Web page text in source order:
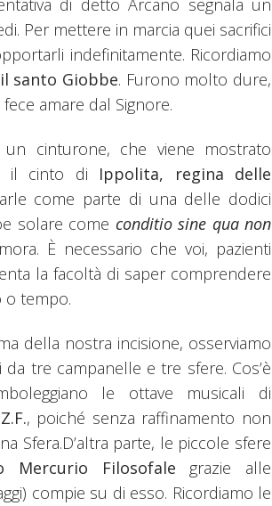
di detto Arcano segnala un
Per mettere in marcia quei sacrifici
indefinitamente. Ricordiamo
santo Giobbe. Furono molto dure,
amare dal Signore.
cinturone, che viene mostrato
il cinto di Ippolita, regina delle
come parte di una delle dodici
solare come conditio sine qua non
È necessario che voi, pazienti
la facoltà di saper comprendere
o tempo.
della nostra incisione, osserviamo
tre campanelle e tre sfere. Cos’è
le ottave musicali di
, poiché senza raffinamento non
Sfera.D’altra parte, le piccole sfere
Mercurio Filosofale grazie alle
compie su di esso. Ricordiamo le